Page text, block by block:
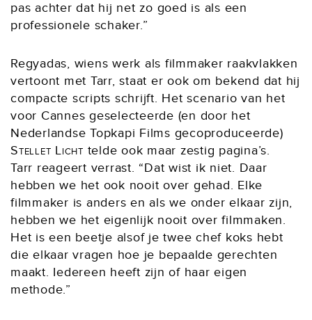
pas achter dat hij net zo goed is als een
professionele schaker.”
Regyadas, wiens werk als filmmaker raakvlakken
vertoont met Tarr, staat er ook om bekend dat hij
compacte scripts schrijft. Het scenario van het
voor Cannes geselecteerde (en door het
Nederlandse Topkapi Films gecoproduceerde)
Stellet Licht telde ook maar zestig pagina’s.
Tarr reageert verrast. “Dat wist ik niet. Daar
hebben we het ook nooit over gehad. Elke
filmmaker is anders en als we onder elkaar zijn,
hebben we het eigenlijk nooit over filmmaken.
Het is een beetje alsof je twee chef koks hebt
die elkaar vragen hoe je bepaalde gerechten
maakt. Iedereen heeft zijn of haar eigen
methode.”